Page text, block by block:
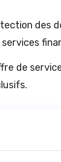
des
de